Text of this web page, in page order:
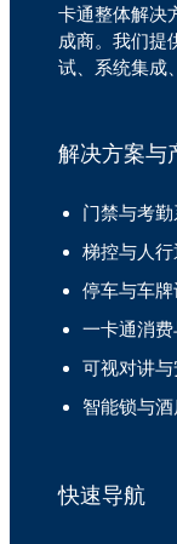
卡通整体解决
成商。我们提
试、系统集成
解决方案与
门禁与考
梯控与人
停车与车
一卡通消
可视对讲
智能锁与酒
快速导航